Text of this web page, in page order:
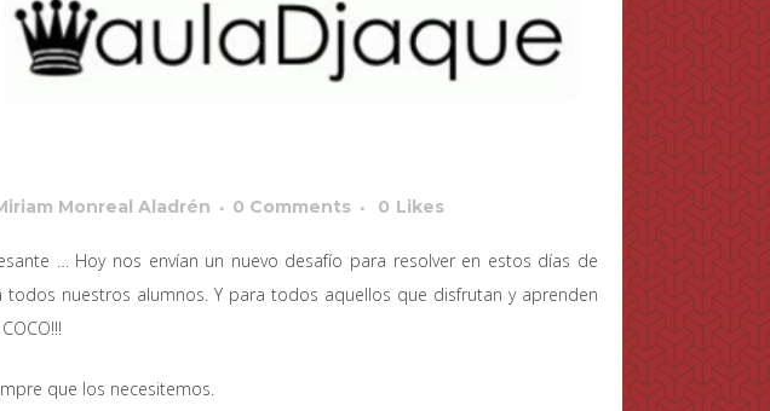
Monreal Aladrén 0 Comments 0 Likes
… Hoy nos envían un nuevo desafío para resolver en estos días de
nuestros alumnos. Y para todos aquellos que disfrutan y aprenden
que los necesitemos.